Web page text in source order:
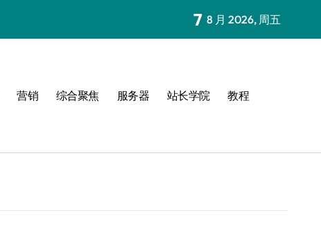
7 8 月 2026, 周五
营销 综合聚焦 服务器 站长学院 教程